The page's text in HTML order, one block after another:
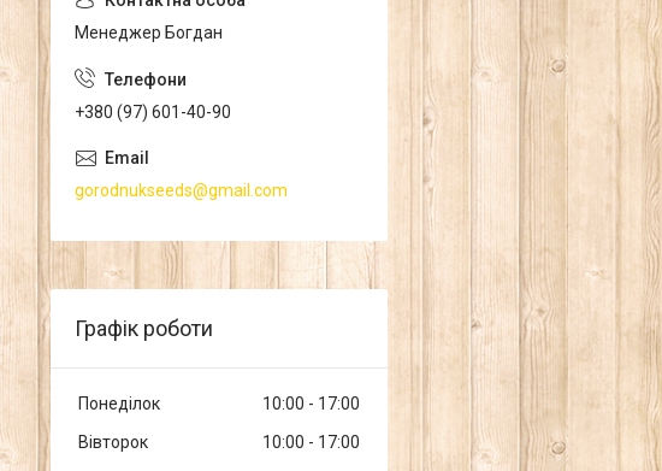
Менеджер Богдан
+380 (97) 601-40-90
gorodnukseeds@gmail.com
Графік роботи
Понеділок 10:00
17:00
Вівторок
10:00
17:00